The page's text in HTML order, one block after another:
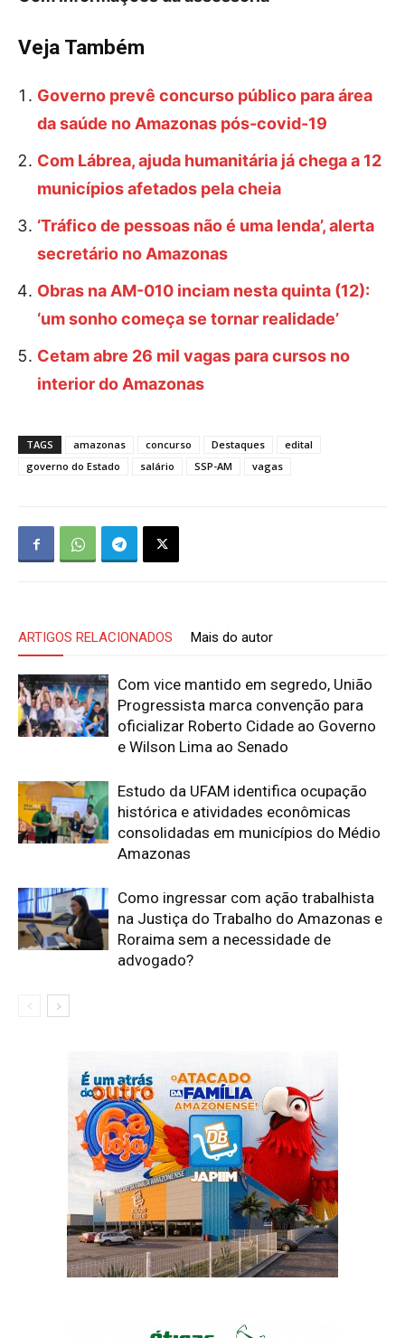
Veja Também
Governo prevê concurso público para área
da saúde no Amazonas pós-covid-19
Com Lábrea, ajuda humanitária já chega a 12
municípios afetados pela cheia
‘Tráfico de pessoas não é uma lenda’, alerta
secretário no Amazonas
Obras na AM-010 inciam nesta quinta (12):
‘um sonho começa se tornar realidade’
Cetam abre 26 mil vagas para cursos no
interior do Amazonas
TAGS amazonas concurso Destaques
edital
governo do Estado
salário SSP-AM vagas
ARTIGOS RELACIONADOS Mais do autor
Com vice mantido em segredo, União
Progressista marca convenção para
oficializar Roberto Cidade ao Governo
e Wilson Lima ao Senado
Estudo da UFAM identifica ocupação
histórica e atividades econômicas
consolidadas em municípios do Médio
Amazonas
Como ingressar com ação trabalhista
na Justiça do Trabalho do Amazonas e
Roraima sem a necessidade de
advogado?